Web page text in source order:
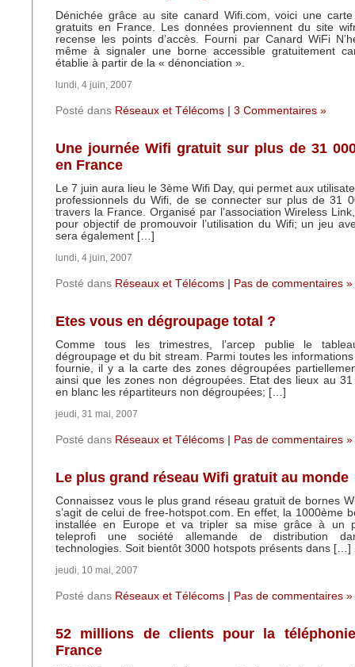
Dénichée grâce au site canard Wifi.com, voici une
gratuits en France. Les données proviennent du site
recense les points d’accès. Fourni par Canard WiFi
même à signaler une borne accessible gratuitement
établie à partir de la « dénonciation ».
lundi, 4 juin, 2007
Posté dans Réseaux et Télécoms 3 Commentaires »
Une journée Wifi gratuit sur plus de 31
en France
Le 7 juin aura lieu le 3ème Wifi Day, qui permet aux
professionnels du Wifi, de se connecter sur plus de 31
travers la France. Organisé par l’association Wireless
pour objectif de promouvoir l’utilisation du Wifi; un jeu
sera également […]
lundi, 4 juin, 2007
Posté dans Réseaux et Télécoms Pas de commentaires »
Etes vous en dégroupage total ?
Comme tous les trimestres, l’arcep publie le
dégroupage et du bit stream. Parmi toutes les
fournie, il y a la carte des zones dégroupées
ainsi que les zones non dégroupées. Etat des lieux au
en blanc les répartiteurs non dégroupées; […]
jeudi, 31 mai, 2007
Posté dans Réseaux et Télécoms Pas de commentaires »
Le plus grand réseau Wifi gratuit au monde
Connaissez vous le plus grand réseau gratuit de bornes
s’agit de celui de free-hotspot.com. En effet, la 1000ème
installée en Europe et va tripler sa mise grâce à un
teleprofi une société allemande de distribution
technologies. Soit bientôt 3000 hotspots présents dans […]
jeudi, 10 mai, 2007
Posté dans Réseaux et Télécoms Pas de commentaires »
52 millions de clients pour la
France